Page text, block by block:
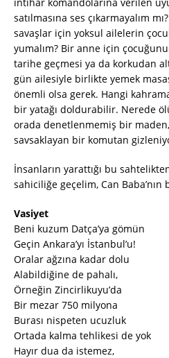
satılmasına ses çıkarmayalım
savaşlar için yoksul ailelerin
yumalım? Bir anne için
tarihe geçmesi ya da korkudan
gün ailesiyle birlikte yemek
önemli olsa gerek. Hangi
bir yatağı doldurabilir. Nerede
orada denetlenmemiş bir
savsaklayan bir komutan
İnsanların yarattığı bu
sahiciliğe geçelim, Can
Vasiyet
Beni kuzum Datça’ya gömün
Geçin Ankara’yı İstanbul’u!
Oralar ağzına kadar dolu
Alabildiğine de pahalı,
Örneğin Zincirlikuyu’da
Bir mezar 750 milyona
Burası nispeten ucuzluk
Ortada kalma tehlikesi de yok
Hayır dua da istemez,